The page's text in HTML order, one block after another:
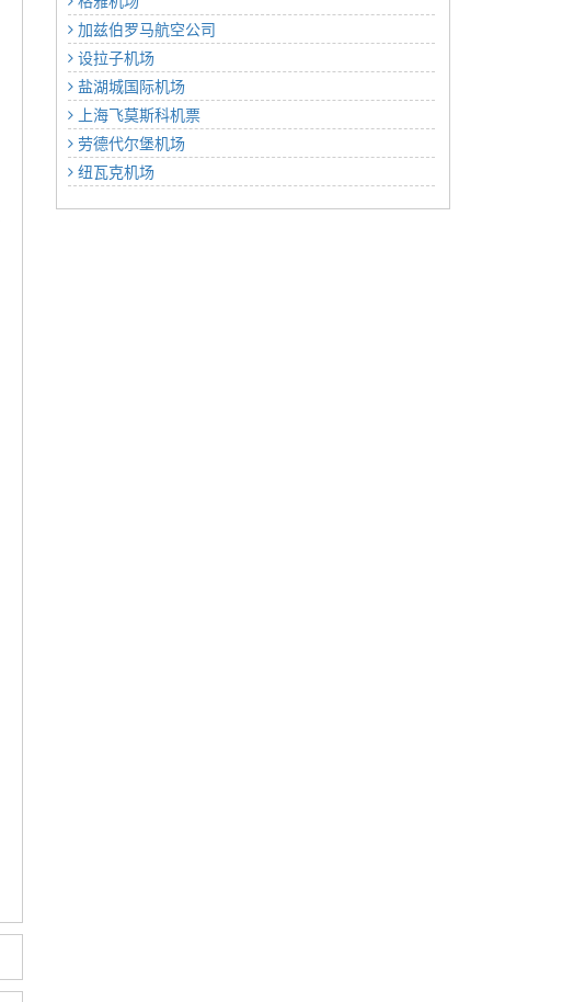
加兹伯罗马航空公司
设拉子机场
盐湖城国际机场
上海飞莫斯科机票
劳德代尔堡机场
纽瓦克机场